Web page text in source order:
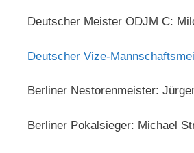
Deutscher Meister ODJM C:
Deutscher Vize-
Berliner Nestorenmeister:
Berliner Pokalsieger: Michael